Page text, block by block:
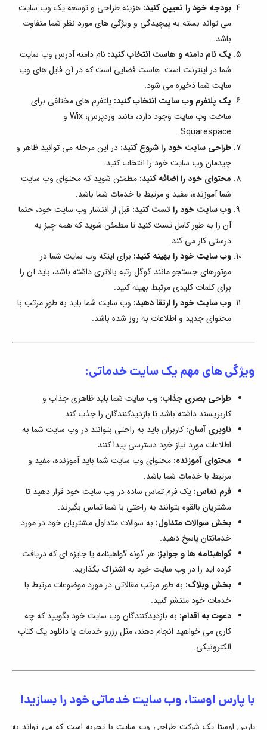
بودجه خود را تعیین کنید: هزینه طراحی و توسعه یک وب سایت
می تواند بسته به پیچیدگی و ویژگی های مورد نظر شما متفاوت
باشد.
یک نام دامنه و هاست انتخاب کنید: نام دامنه آدرس وب سایت
شما در اینترنت است. هاست فضایی است که در آن فایل های وب
سایت شما ذخیره می شود.
یک پلتفرم وب سایت انتخاب کنید: پلتفرم های مختلفی برای
ساخت وب سایت وجود دارد، مانند وردپرس، Wix و
Squarespace.
طراحی سایت خود را شروع کنید: در این مرحله می توانید ظاهر و
چیدمان وب سایت خود را انتخاب کنید.
محتوای خود را اضافه کنید: مطمئن شوید که محتوای وب سایت
شما آموزنده، مفید و مرتبط با خدمات شما باشد.
وب سایت خود را تست کنید: قبل از انتشار وب سایت خود، حتما
آن را به طور کامل تست کنید تا مطمئن شوید که همه چیز به
درستی کار می کند.
وب سایت خود را بهینه کنید: برای اینکه وب سایت شما در
موتورهای جستجو مانند گوگل رتبه بالاتری داشته باشد، باید آن را
برای کلمات کلیدی مرتبط بهینه کنید.
وب سایت خود را ارتقا دهید: وب سایت شما باید به طور مرتب با
محتوای جدید و اطلاعات به روز شده باشد.
ویژگی های مهم یک سایت خدماتی:
طراحی بصری جذاب: وب سایت شما باید ظاهری جذاب و
کاربرپسند داشته باشد تا بازدیدکنندگان را جذب کند.
ناوبری آسان: کاربران باید به راحتی بتوانند در وب سایت شما به
اطلاعات مورد نیاز خود دسترسی پیدا کنند.
محتوای آموزنده: محتوای وب سایت شما باید آموزنده، مفید و
مرتبط با خدمات شما باشد.
فرم تماس: یک فرم تماس ساده در وب سایت خود قرار دهید تا
مشتریان بالقوه بتوانند به راحتی با شما تماس بگیرند.
بخش سوالات متداول: به سوالات متداول مشتریان خود در مورد
خدماتتان پاسخ دهید.
گواهینامه ها و جوایز: هر گونه گواهینامه یا جایزه ای که دریافت
کرده اید را در وب سایت خود به اشتراک بگذارید.
بخش وبلاگ: به طور مرتب مقالاتی در مورد موضوعات مرتبط با
خدمات خود منتشر کنید.
دعوت به اقدام: به بازدیدکنندگان وب سایت خود بگویید که چه
کاری می خواهید انجام دهند، مثل رزرو خدمات یا دانلود یک کتاب
الکترونیکی.
با پارس اوستا، وب سایت خدماتی خود را بسازید!
پارس اوستا یک شرکت طراحی وب سایت با تجربه است که می تواند به